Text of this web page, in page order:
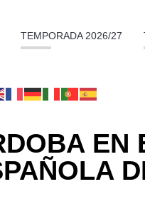
TEMPORADA 2026/27
EN